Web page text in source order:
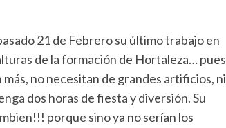
21 de Febrero su último trabajo en
de la formación de Hortaleza… pues
no necesitan de grandes artificios, ni
dos horas de fiesta y diversión. Su
porque sino ya no serían los